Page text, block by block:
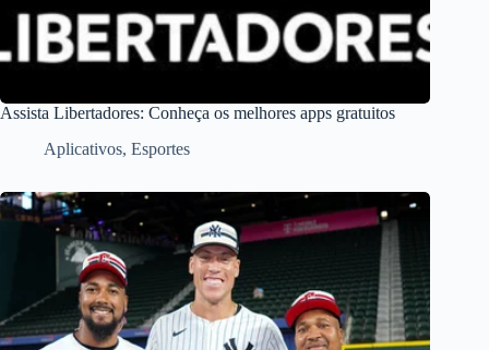
Assista Libertadores: Conheça os melhores apps gratuitos
Aplicativos, Esportes